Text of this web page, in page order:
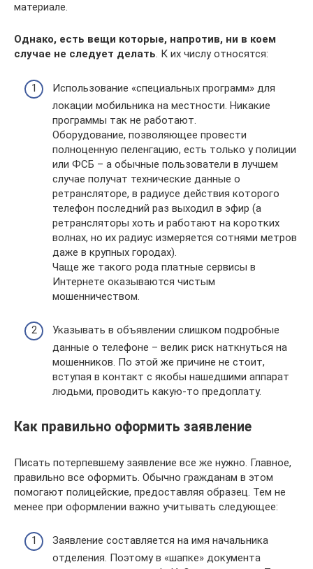
материале.
Однако, есть вещи которые, напротив, ни в коем
случае не следует делать. К их числу относятся:
Использование «специальных программ» для
локации мобильника на местности. Никакие
программы так не работают.
Оборудование, позволяющее провести
полноценную пеленгацию, есть только у полиции
или ФСБ – а обычные пользователи в лучшем
случае получат технические данные о
ретрансляторе, в радиусе действия которого
телефон последний раз выходил в эфир (а
ретрансляторы хоть и работают на коротких
волнах, но их радиус измеряется сотнями метров
даже в крупных городах).
Чаще же такого рода платные сервисы в
Интернете оказываются чистым
мошенничеством.
Указывать в объявлении слишком подробные
данные о телефоне – велик риск наткнуться на
мошенников. По этой же причине не стоит,
вступая в контакт с якобы нашедшими аппарат
людьми, проводить какую-то предоплату.
Как правильно оформить заявление
Писать потерпевшему заявление все же нужно. Главное,
правильно все оформить. Обычно гражданам в этом
помогают полицейские, предоставляя образец. Тем не
менее при оформлении важно учитывать следующее:
Заявление составляется на имя начальника
отделения. Поэтому в «шапке» документа